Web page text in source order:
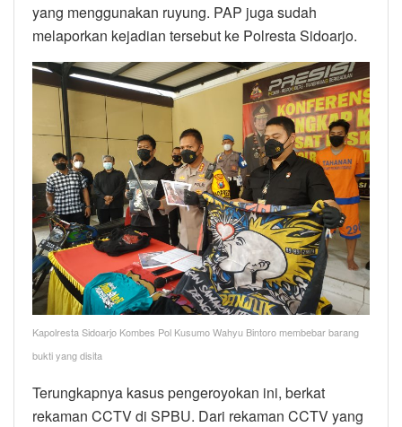
yang menggunakan ruyung. PAP juga sudah
melaporkan kejadian tersebut ke Polresta Sidoarjo.
Kapolresta Sidoarjo Kombes Pol Kusumo Wahyu Bintoro membebar barang
bukti yang disita
Terungkapnya kasus pengeroyokan ini, berkat
rekaman CCTV di SPBU. Dari rekaman CCTV yang